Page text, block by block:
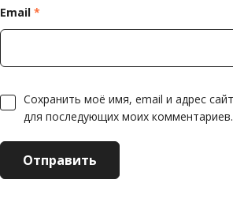
Email *
Сохранить моё имя, email и адрес
для последующих моих комментариев.